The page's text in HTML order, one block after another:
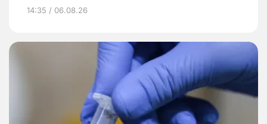
14:35 / 06.08.26